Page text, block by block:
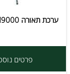
ערכת תאורה Apollo AM9000
פרטים